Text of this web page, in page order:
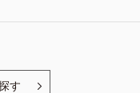
す